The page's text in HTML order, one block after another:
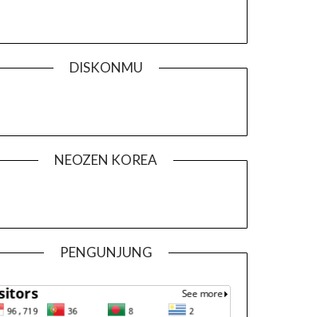
DISKONMU
NEOZEN KOREA
PENGUNJUNG